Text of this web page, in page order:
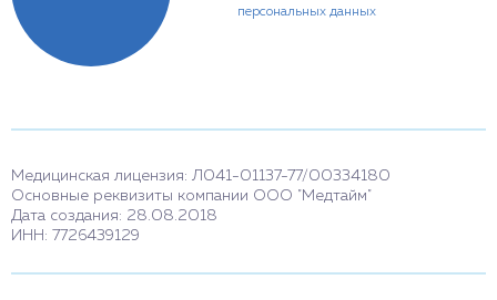
персональных данных
Медицинская лицензия: Л041-01137-77/00334180
Основные реквизиты компании ООО "Медтайм"
Дата создания: 28.08.2018
ИНН: 7726439129